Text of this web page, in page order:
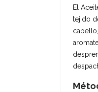
El
tejido